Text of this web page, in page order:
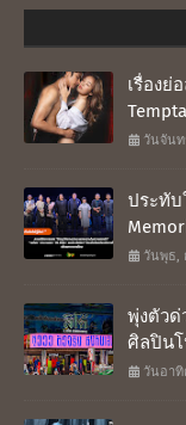
เรื่องย่
วันจันท
ประทับ
วันพุธ,
พุ่งตัวด่
ศิลปินโ
วันอาทิ